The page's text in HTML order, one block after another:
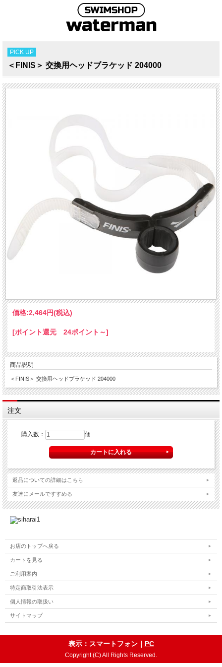
PICK UP
＜FINIS＞ 交換用ヘッドブラケッド 204000
価格:2,464円(税込)
[ポイント還元 24ポイント～]
商品説明
＜FINIS＞ 交換用ヘッドブラケッド 204000
注文
購入数： 個
返品についての詳細はこちら
友達にメールですすめる
お店のトップへ戻る
カートを見る
ご利用案内
特定商取引法表示
個人情報の取扱い
サイトマップ
表示：スマートフォン｜ PC
Copyright (C) All Rights Reserved.